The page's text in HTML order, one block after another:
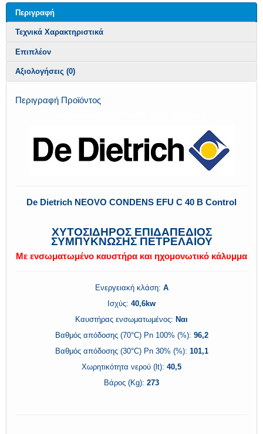
Περιγραφή
Τεχνικά Χαρακτηριστικά
Επιπλέον
Αξιολογήσεις (0)
Περιγραφή Προϊόντος
De Dietrich NEOVO CONDENS EFU C 40 B Control
ΧΥΤΟΣΙΔΗΡΟΣ ΕΠΙΔΑΠΕΔΙΟΣ
ΣΥΜΠΥΚΝΩΣΗΣ ΠΕΤΡΕΛΑΙΟΥ
Με ενσωματωμένο καυστήρα και ηχομονωτικό κάλυμμα
Ενεργειακή κλάση: Α
Ισχύς: 40,6kw
Καυστήρας ενσωματωμένος: Ναι
Βαθμός απόδοσης (70°C) Pn 100% (%): 96,2
Βαθμός απόδοσης (30°C) Pn 30% (%): 101,1
Χωρητικότητα νερού (lt): 40,5
Βάρος (Kg): 273